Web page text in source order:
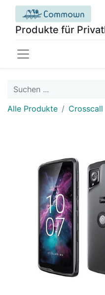
Produkte für
Alle Produkte Crosscall